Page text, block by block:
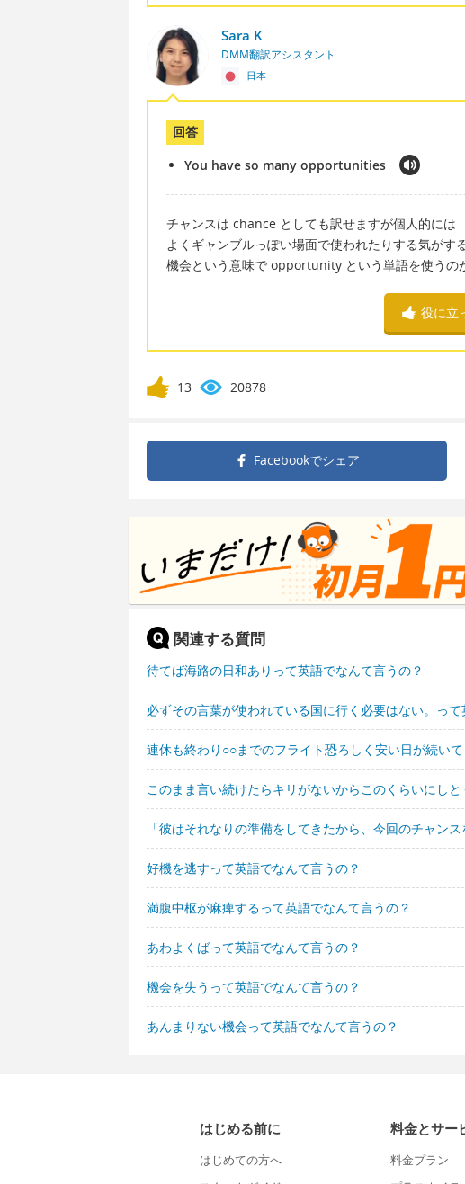
Sara K
DMM翻訳アシスタント
日本
回答
You have so many opportunities
チャンスは chance としても訳せますが個人的には
よくギャンブルっぽい場面で使われたりする気がす
機会という意味で opportunity という単語を使うの
役に立
13 20878
Facebookでシェア
関連する質問
待てば海路の日和ありって英語でなんて言うの？
必ずその言葉が使われている国に行く必要はない。っ
連休も終わり○○までのフライト恐ろしく安い日が続い
このまま言い続けたらキリがないからこのくらいにし
「彼はそれなりの準備をしてきたから、今回のチャン
好機を逃すって英語でなんて言うの？
満腹中枢が麻痺するって英語でなんて言うの？
あわよくばって英語でなんて言うの？
機会を失うって英語でなんて言うの？
あんまりない機会って英語でなんて言うの？
はじめる前に
はじめての方へ
料金とサー
料金プラン